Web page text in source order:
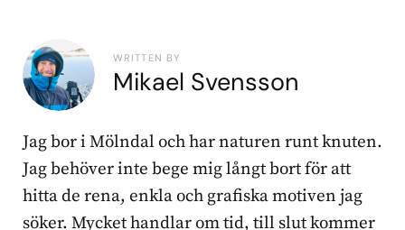
WRITTEN BY
Mikael Svensson
Jag bor i Mölndal och har naturen runt knuten.
Jag behöver inte bege mig långt bort för att
hitta de rena, enkla och grafiska motiven jag
söker. Mycket handlar om tid, till slut kommer